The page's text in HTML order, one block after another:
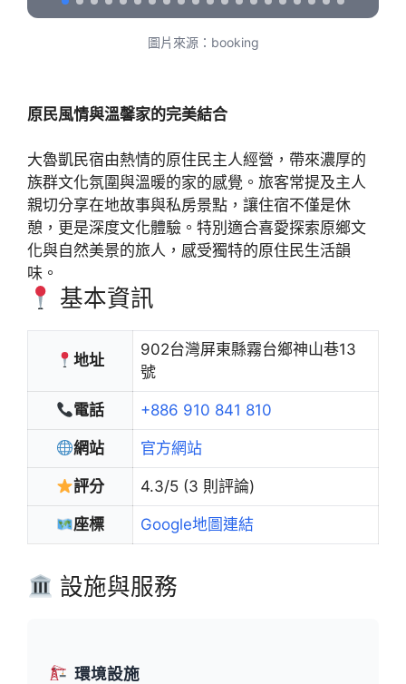
圖片來源：booking
原民風情與溫馨家的完美結合
大魯凱民宿由熱情的原住民主人經營，帶來濃厚的
族群文化氛圍與溫暖的家的感覺。旅客常提及主人
親切分享在地故事與私房景點，讓住宿不僅是休
憩，更是深度文化體驗。特別適合喜愛探索原鄉文
化與自然美景的旅人，感受獨特的原住民生活韻
味。
基本資訊
地址
902台灣屏東縣霧台鄉神山巷13
號
電話 +886 910 841 810
網站 官方網站
評分 4.3/5 (3 則評論)
座標 Google地圖連結
設施與服務
環境設施